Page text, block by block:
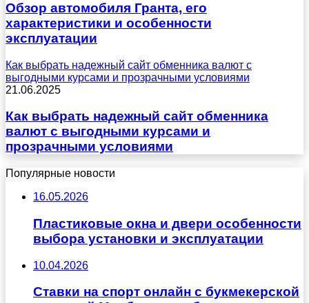
Обзор автомобиля Гранта, его
характеристики и особенности
эксплуатации
Как выбрать надежный сайт обменника валют с
выгодными курсами и прозрачными условиями
21.06.2025
Как выбрать надежный сайт обменника
валют с выгодными курсами и
прозрачными условиями
Популярные новости
16.05.2026
Пластиковые окна и двери особенности
выбора установки и эксплуатации
10.04.2026
Ставки на спорт онлайн с букмекерской